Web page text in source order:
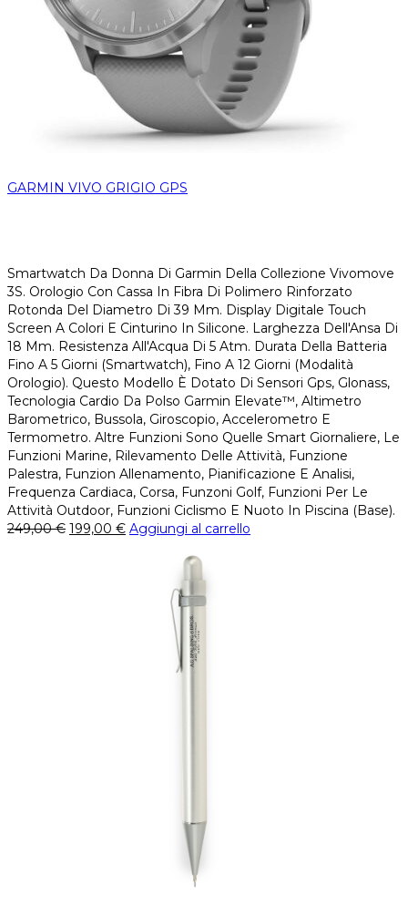
GARMIN VIVO GRIGIO GPS
Smartwatch Da Donna Di Garmin Della Collezione Vivomove
3S. Orologio Con Cassa In Fibra Di Polimero Rinforzato
Rotonda Del Diametro Di 39 Mm. Display Digitale Touch
Screen A Colori E Cinturino In Silicone. Larghezza Dell'Ansa Di
18 Mm. Resistenza All'Acqua Di 5 Atm. Durata Della Batteria
Fino A 5 Giorni (Smartwatch), Fino A 12 Giorni (Modalità
Orologio). Questo Modello È Dotato Di Sensori Gps, Glonass,
Tecnologia Cardio Da Polso Garmin Elevate™, Altimetro
Barometrico, Bussola, Giroscopio, Accelerometro E
Termometro. Altre Funzioni Sono Quelle Smart Giornaliere, Le
Funzioni Marine, Rilevamento Delle Attività, Funzione
Palestra, Funzion Allenamento, Pianificazione E Analisi,
Frequenza Cardiaca, Corsa, Funzoni Golf, Funzioni Per Le
Attività Outdoor, Funzioni Ciclismo E Nuoto In Piscina (Base).
249,00€ 199,00 € Aggiungi al carrello